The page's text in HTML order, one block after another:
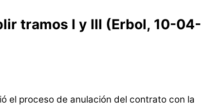
tramos I y III (Erbol, 10-04-
el proceso de anulación del contrato con la